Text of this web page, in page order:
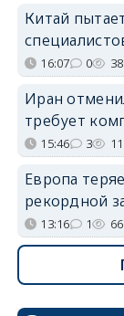
Китай
16:07 0
Иран
требует
15:46 3
Европа
рекордной
13:16 1